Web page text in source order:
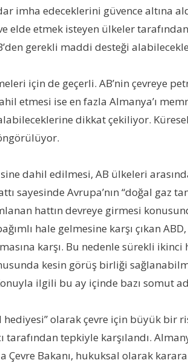
imha edeceklerini güvence altına
elde etmek isteyen ülkeler
gerekli maddi desteği
için de geçerli. AB’nin çevreye
etmesi ise en fazla Almanya’ı
dikkat çekiliyor.
dahil edilmesi, AB ülkeleri
sayesinde Avrupa’nın “doğal gaz
hattın devreye girmesi
hale gelmesine karşı çıkan
karşı. Bu nedenle sürekli
kesin görüş birliği
ilgili bu ay içinde bazı somut
hediyesi” olarak çevre için büyük
tarafından tepkiyle karşılandı.
Çevre Bakanı, hukuksal olarak